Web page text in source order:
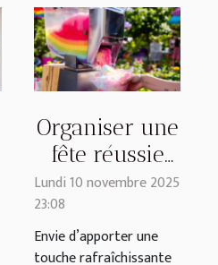
Organiser une
fête réussie
avec une
machine à
granita
Lundi 10 novembre 2025
23:08
Envie d’apporter une
touche rafraîchissante